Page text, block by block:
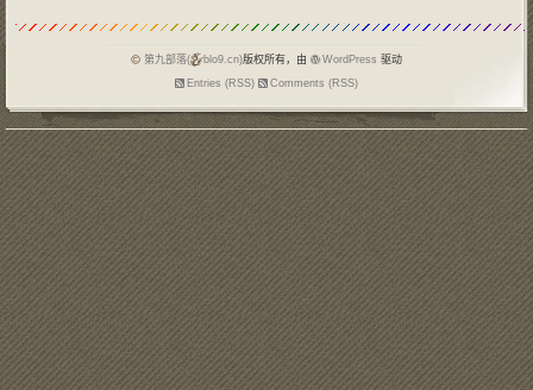
也不敢再相信国产奶，这对中国的乳制品企
业
第九部落( blo9.cn)版权所有，由 WordPress 驱动
Entries (RSS)
Comments (RSS)